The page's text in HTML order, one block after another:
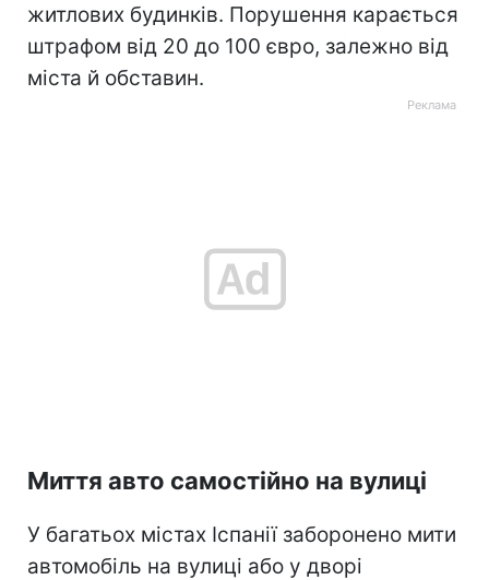
житлових будинків. Порушення карається
штрафом від 20 до 100 євро, залежно від
міста й обставин.
Миття авто самостійно на вулиці
У багатьох містах Іспанії заборонено мити
автомобіль на вулиці або у дворі